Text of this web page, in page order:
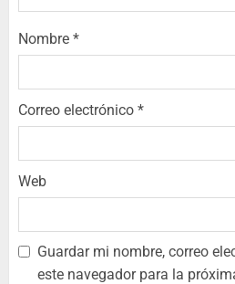
Nombre *
Correo electrónico *
Web
Guardar mi nombre, correo
este navegador para la